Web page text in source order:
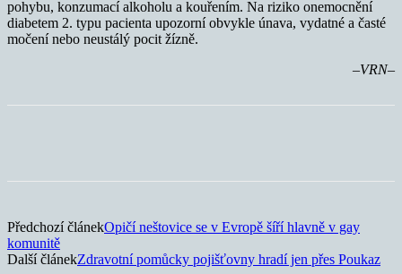
pohybu, konzumací alkoholu a kouřením. Na riziko onemocnění
diabetem 2. typu pacienta upozorní obvykle únava, vydatné a časté
močení nebo neustálý pocit žízně.
–VRN–
Předchozí článekOpičí neštovice se v Evropě šíří hlavně v gay
komunitě
Další článekZdravotní pomůcky pojišťovny hradí jen přes Poukaz